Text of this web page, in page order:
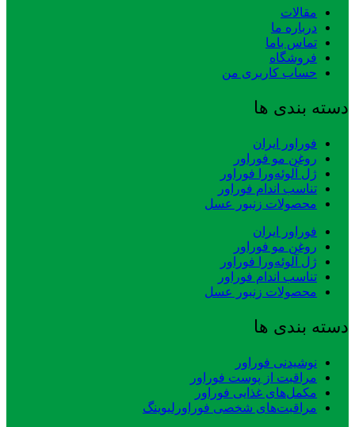
مقالات
درباره ما
تماس باما
فروشگاه
حساب کاربری من
دسته بندی ها
فوراور ایران
روغن مو فوراور
ژل آلوئه‌ورا فوراور
تناسب اندام فوراور
محصولات زنبور عسل
فوراور ایران
روغن مو فوراور
ژل آلوئه‌ورا فوراور
تناسب اندام فوراور
محصولات زنبور عسل
دسته بندی ها
نوشیدنی فوراور
مراقبت از پوست فوراور
مکمل‌های غذایی فوراور
مراقبت‌های شخصی فوراورلیوینگ